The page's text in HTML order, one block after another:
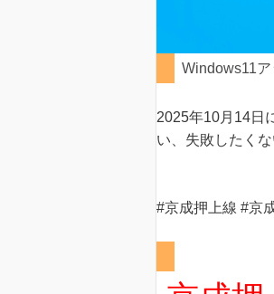
Windows11
2025年10月14日
い、失敗したく
#京成押上線 #京